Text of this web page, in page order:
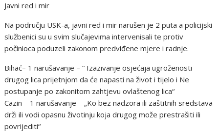
Javni red i mir
Na području USK-a, javni red i mir narušen je 2 puta a policijski
službenici su u svim slučajevima intervenisali te protiv
počinioca poduzeli zakonom predviđene mjere i radnje.
Bihać– 1 narušavanje – “ Izazivanje osjećaja ugroženosti
drugog lica prijetnjom da će napasti na život i tijelo i Ne
postupanje po zakonitom zahtjevu ovlaštenog lica“
Cazin – 1 narušavanje – „Ko bez nadzora ili zaštitnih sredstava
drži ili vodi opasnu životinju koja drugog može prestrašiti ili
povrijediti“